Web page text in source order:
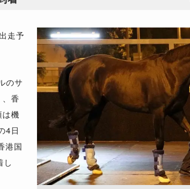
走予
のサ
香
機
4日
港国
し